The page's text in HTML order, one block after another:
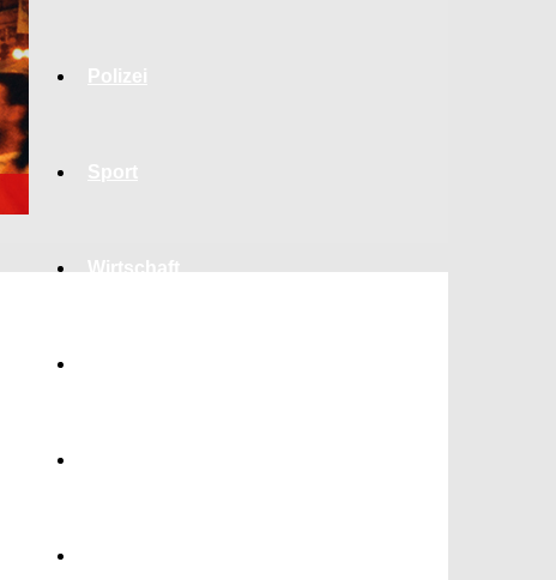
Wirtschaft